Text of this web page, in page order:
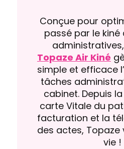
Conçue pour
passé par le
Topaze Air Kiné
simple et efficace
tâches
cabinet. Depuis
carte Vitale du
facturation et la
des actes,
vie !